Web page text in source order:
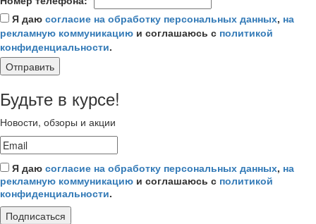
Я даю согласие на обработку персональных данных, на
рекламную коммуникацию и соглашаюсь с политикой
конфиденциальности.
Отправить
Будьте в курсе!
Новости, обзоры и акции
Я даю согласие на обработку персональных данных, на
рекламную коммуникацию и соглашаюсь с политикой
конфиденциальности.
Подписаться